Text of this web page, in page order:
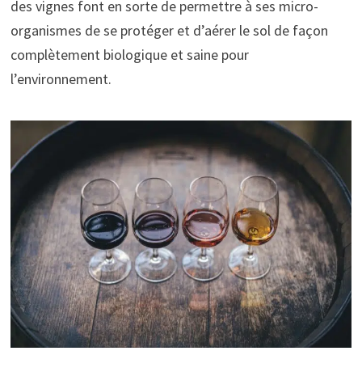
des vignes font en sorte de permettre à ses micro-
organismes de se protéger et d’aérer le sol de façon
complètement biologique et saine pour
l’environnement.